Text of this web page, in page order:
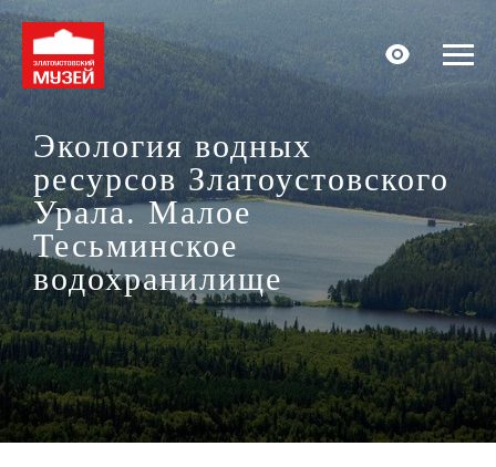
Экология водных
ресурсов Златоустовского
Урала. Малое
Тесьминское
водохранилище